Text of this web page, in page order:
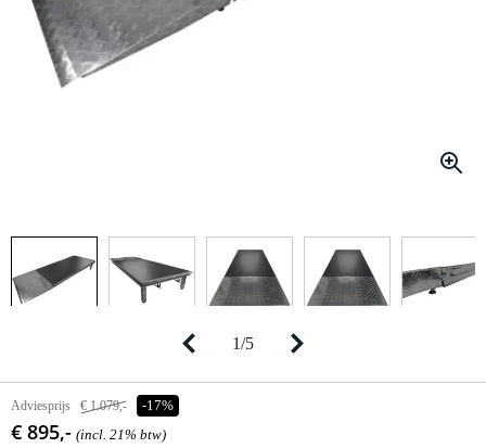
1/5
Adviesprijs € 1.079,- -17%
€ 895,- (incl. 21% btw)